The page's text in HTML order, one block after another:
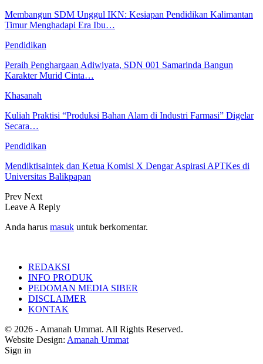
Membangun SDM Unggul IKN: Kesiapan Pendidikan Kalimantan
Timur Menghadapi Era Ibu…
Pendidikan
Peraih Penghargaan Adiwiyata, SDN 001 Samarinda Bangun
Karakter Murid Cinta…
Khasanah
Kuliah Praktisi “Produksi Bahan Alam di Industri Farmasi” Digelar
Secara…
Pendidikan
Mendiktisaintek dan Ketua Komisi X Dengar Aspirasi APTKes di
Universitas Balikpapan
Prev Next
Leave A Reply
Anda harus masuk untuk berkomentar.
REDAKSI
INFO PRODUK
PEDOMAN MEDIA SIBER
DISCLAIMER
KONTAK
© 2026 - Amanah Ummat. All Rights Reserved.
Website Design: Amanah Ummat
Sign in